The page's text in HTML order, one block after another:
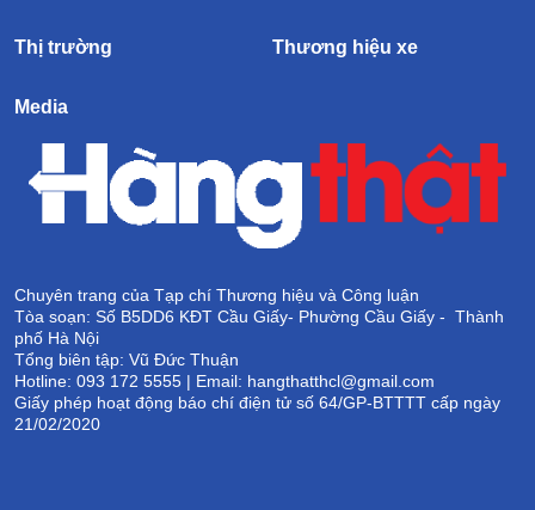
Thị trường Thương hiệu xe
Media
Chuyên trang của Tạp chí Thương hiệu và Công luận
Tòa soạn: Số B5DD6 KĐT Cầu Giấy- Phường Cầu Giấy - Thành
phố Hà Nội
Tổng biên tập: Vũ Đức Thuận
Hotline: 093 172 5555 | Email: hangthatthcl@gmail.com
Giấy phép hoạt động báo chí điện tử số 64/GP-BTTTT cấp ngày
21/02/2020